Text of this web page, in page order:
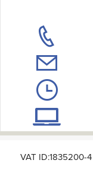
VAT ID:1835200-4